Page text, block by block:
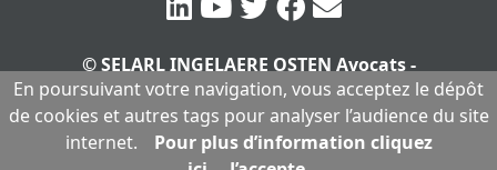
© SELARL INGELAERE OSTEN Avocats -
SERLARL au capital de 10.000 euros|
Mentions légales
En poursuivant votre navigation, vous acceptez le dépôt
de cookies et autres tags pour analyser l’audience du site
internet.
Pour plus d’information cliquez